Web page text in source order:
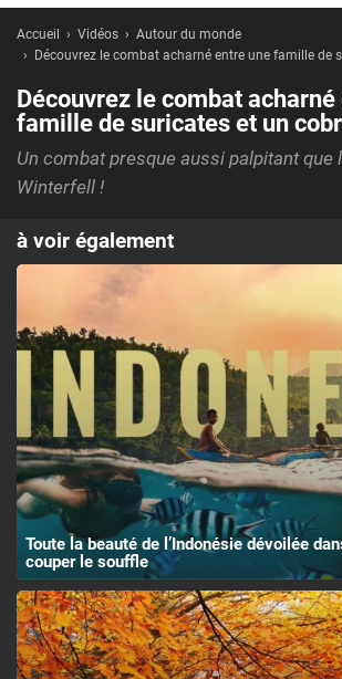
Accueil Vidéos
Autour du monde
Découvrez le combat acharné entre une famille de
Découvrez le combat
famille de suricates et un
Un combat presque aussi palpitant que
Winterfell !
à voir également
Toute la beauté de l’Indonésie dévoilée
couper le souffle